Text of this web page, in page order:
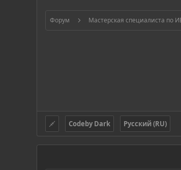
Форум Мастерская специалиста по
Codeby Dark Русский (RU)